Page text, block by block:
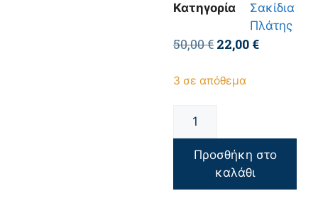
Κατηγορία
Σακίδια
Πλάτης
50,00€ 22,00 €
3 σε απόθεμα
Προσθήκη στο
καλάθι